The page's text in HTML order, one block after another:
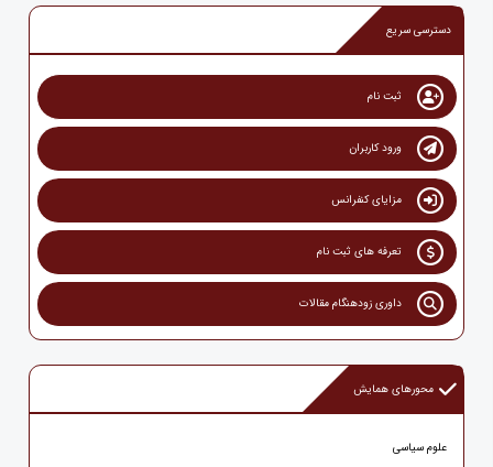
دسترسی سریع
ثبت نام
ورود کاربران
مزایای کنفرانس
تعرفه های ثبت نام
داوری زودهنگام مقالات
محورهای همایش
علوم سیاسی